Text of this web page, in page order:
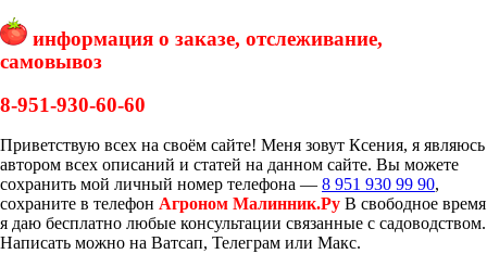
информация о заказе, отслеживание,
самовывоз
8-951-930-60-60
Приветствую всех на своём сайте! Меня зовут Ксения, я являюсь
автором всех описаний и статей на данном сайте. Вы можете
сохранить мой личный номер телефона — 8 951 930 99 90,
сохраните в телефон Агроном Малинник.Ру В свободное время
я даю бесплатно любые консультации связанные с садоводством.
Написать можно на Ватсап, Телеграм или Макс.